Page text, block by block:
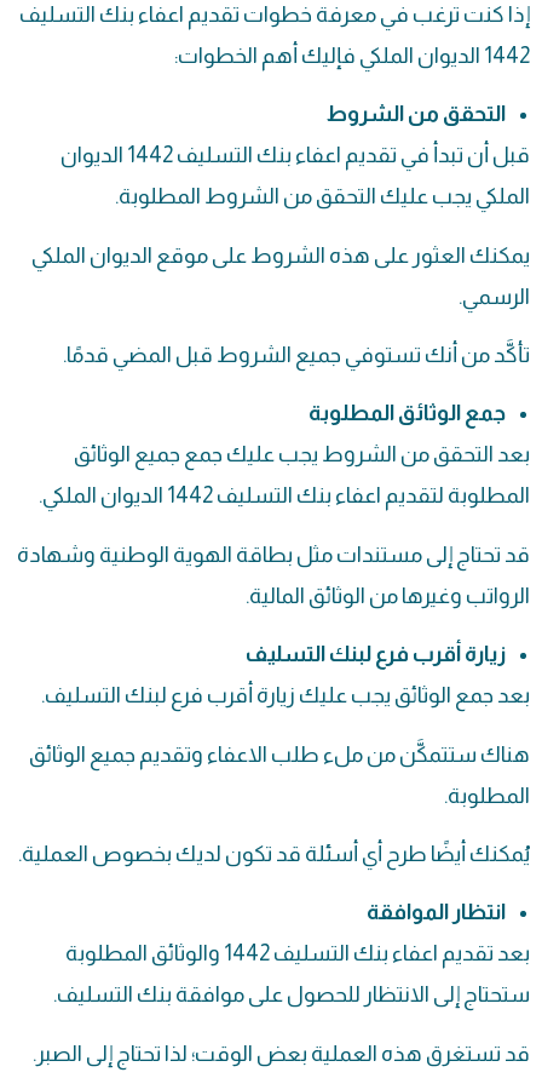
إذا كنت ترغب في معرفة خطوات تقديم اعفاء بنك التسليف
1442 الديوان الملكي فإليك أهم الخطوات:
التحقق من الشروط
قبل أن تبدأ في تقديم اعفاء بنك التسليف 1442 الديوان
الملكي يجب عليك التحقق من الشروط المطلوبة.
يمكنك العثور على هذه الشروط على موقع الديوان الملكي
الرسمي.
تأكَّد من أنك تستوفي جميع الشروط قبل المضي قدمًا.
جمع الوثائق المطلوبة
بعد التحقق من الشروط يجب عليك جمع جميع الوثائق
المطلوبة لتقديم اعفاء بنك التسليف 1442 الديوان الملكي.
قد تحتاج إلى مستندات مثل بطاقة الهوية الوطنية وشهادة
الرواتب وغيرها من الوثائق المالية.
زيارة أقرب فرع لبنك التسليف
بعد جمع الوثائق يجب عليك زيارة أقرب فرع لبنك التسليف.
هناك ستتمكَّن من ملء طلب الاعفاء وتقديم جميع الوثائق
المطلوبة.
يُمكنك أيضًا طرح أي أسئلة قد تكون لديك بخصوص العملية.
انتظار الموافقة
بعد تقديم اعفاء بنك التسليف 1442 والوثائق المطلوبة
ستحتاج إلى الانتظار للحصول على موافقة بنك التسليف.
قد تستغرق هذه العملية بعض الوقت؛ لذا تحتاج إلى الصبر.